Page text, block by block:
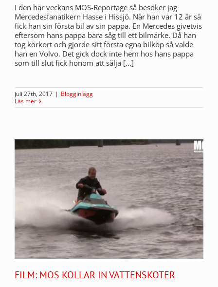
I den här veckans MOS-Reportage så besöker jag
Mercedesfanatikern Hasse i Hissjö. När han var 12 år så
fick han sin första bil av sin pappa. En Mercedes givetvis
eftersom hans pappa bara såg till ett bilmärke. Då han
tog körkort och gjorde sitt första egna bilköp så valde
han en Volvo. Det gick dock inte hem hos hans pappa
som till slut fick honom att sälja [...]
juli 27th, 2017 | Blogginlägg
Läs mer
FILM: MOS KOLLAR IN VATTENSKOTER